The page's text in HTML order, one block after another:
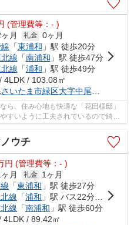
(管理費等：- )
月 礼金 0ヶ月
「東浦和 」駅 徒歩20分
線 「南浦和 」駅 徒歩47分
線 「浦和 」駅 徒歩49分
4LDK / 103.08㎡
さいたま市緑区大字中尾２０２２-
ら、住み心地も快適な「花田様邸」
すいように工夫されているので綺麗
ウチ
円 (管理費等：- )
月 礼金 1ヶ月
「東浦和 」駅 徒歩27分
線 「浦和 」駅 バス22分 「駒形（埼玉県）」 停歩6分
線 「南浦和 」駅 徒歩60分
4LDK / 89.42㎡